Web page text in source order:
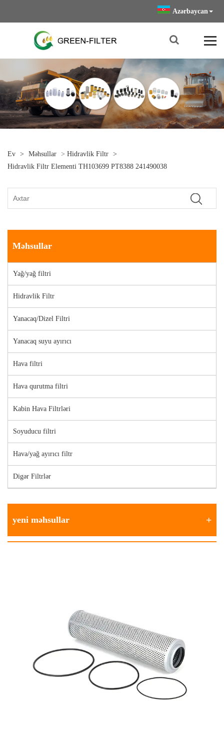
Azərbaycan
Ev > Məhsullar > Hidravlik Filtr >
Hidravlik Filtr Elementi TH103699 PT8388 241490038
Məhsullar
Yağ/yağ filtri
Hidravlik Filtr
Yanacaq/Dizel Filtri
Yanacaq suyu ayırıcı
Hava filtri
Hava qurutma filtri
Kabin Hava Filtrləri
Soyuducu filtri
Hava/yağ ayırıcı filtr
Digər Filtrlər
yeni məhsullar